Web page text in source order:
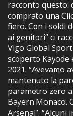
racconto questo:
comprato una
fiero. Con i soldi
ai genitori” ci
Vigo Global
scoperto Kayode
2021. “Avevamo
mantenuto la
parametro zero
Bayern Monaco.
Arsenal”.